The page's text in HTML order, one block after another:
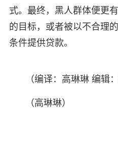
式。最终，黑人群体便更
的目标，或者被以不合理
条件提供贷款。
（编译：高琳琳 编辑
（高琳琳）